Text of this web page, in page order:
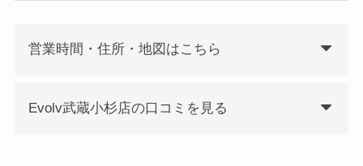
営業時間・住所・地図はこちら
Evolv武蔵小杉店の口コミを見る